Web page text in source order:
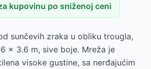
kupovinu po sniženoj ceni
sunčevih zraka u obliku trougla,
x 3.6 m, sive boje. Mreža je
visoke gustine, sa nerđajućim